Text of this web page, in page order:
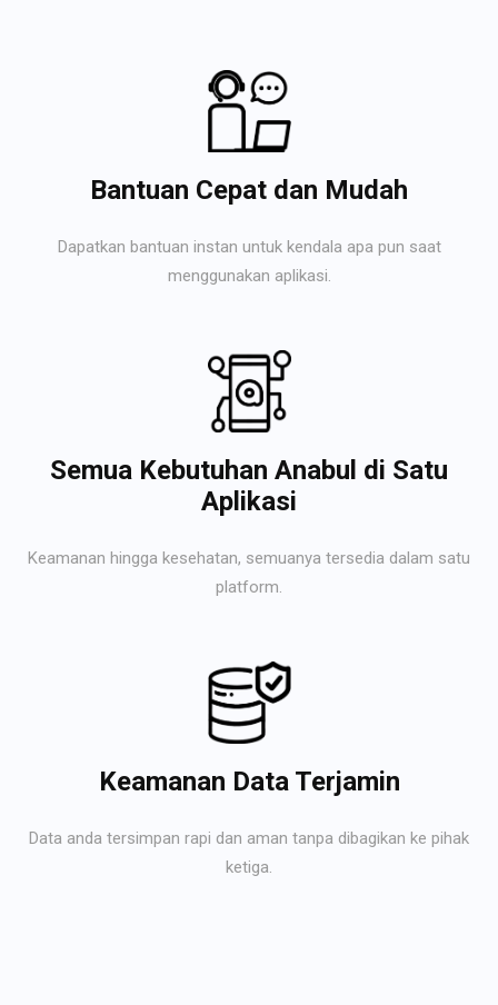
Bantuan Cepat dan Mudah
Dapatkan bantuan instan untuk kendala apa pun saat
menggunakan aplikasi.
Semua Kebutuhan Anabul di Satu
Aplikasi
Keamanan hingga kesehatan, semuanya tersedia dalam satu
platform.
Keamanan Data Terjamin
Data anda tersimpan rapi dan aman tanpa dibagikan ke pihak
ketiga.